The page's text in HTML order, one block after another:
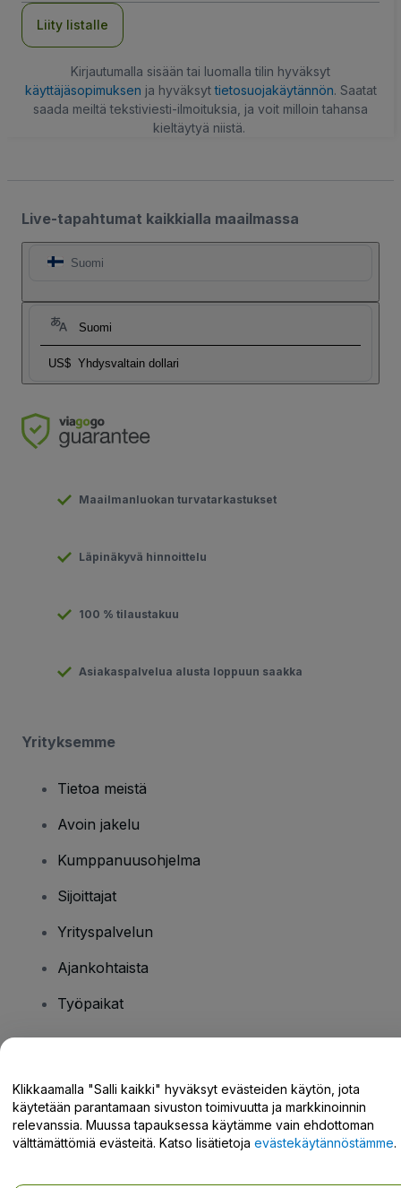
Liity listalle
Kirjautumalla sisään tai luomalla tilin hyväksyt
käyttäjäsopimuksen ja hyväksyttietosuojakäytännön. Saatat
saada meiltä tekstiviesti-ilmoituksia, ja voit milloin tahansa
kieltäytyä niistä.
Live-tapahtumat kaikkialla maailmassa
Suomi
Suomi
US$ Yhdysvaltain dollari
Maailmanluokan turvatarkastukset
Läpinäkyvä hinnoittelu
100 % tilaustakuu
Asiakaspalvelua alusta loppuun saakka
Yrityksemme
Tietoa meistä
Avoin jakelu
Kumppanuusohjelma
Sijoittajat
Yrityspalvelun
Ajankohtaista
Työpaikat
Tukikeskus / Ota meihin yhteyttä
Klikkaamalla "Salli kaikki" hyväksyt evästeiden käytön, jota
käytetään parantamaan sivuston toimivuutta ja markkinoinnin
relevanssia. Muussa tapauksessa käytämme vain ehdottoman
välttämättömiä evästeitä. Katso lisätietoja evästekäytännöstämme.